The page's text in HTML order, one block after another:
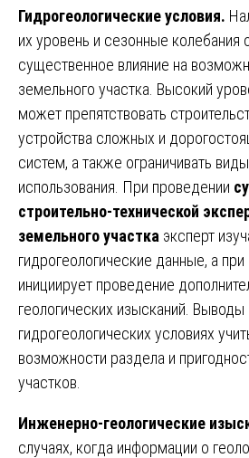
Гидрогеологические условия.
их уровень и сезонные колебания
существенное влияние на
земельного участка. Высокий
может препятствовать
устройства сложных и
систем, а также ограничивать
использования. При проведении
строительно-технической
земельного участка эксперт
гидрогеологические данные, а
инициирует проведение
геологических изысканий. Выводы
гидрогеологических условиях
возможности раздела и
участков.
Инженерно-геологические
случаях, когда информации о